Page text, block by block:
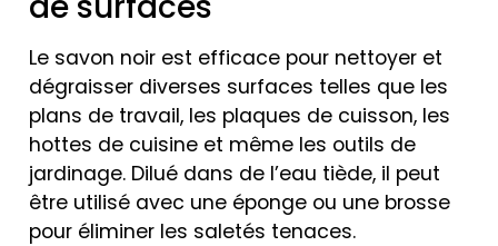
Le savon noir est efficace pour nettoyer et
dégraisser diverses surfaces telles que les
plans de travail, les plaques de cuisson, les
hottes de cuisine et même les outils de
jardinage. Dilué dans de l’eau tiède, il peut
être utilisé avec une éponge ou une brosse
pour éliminer les saletés tenaces.